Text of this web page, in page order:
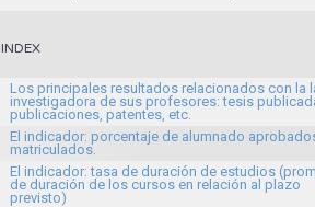
INDEX
Los principales resultados relacionados con la
investigadora de sus profesores: tesis
publicaciones, patentes, etc.
El indicador: porcentaje de alumnado
matriculados.
El indicador: tasa de duración de estudios
de duración de los cursos en relación al plazo
previsto)